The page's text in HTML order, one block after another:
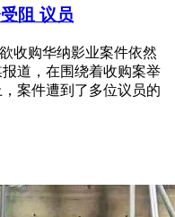
阻 议员
收购华纳影业案件依然
道，在围绕着收购案举
案件遭到了多位议员的